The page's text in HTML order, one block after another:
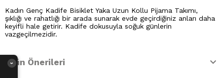
Kadın Genç Kadife Bisiklet Yaka Uzun Kollu Pijama Takımı,
şıklığı ve rahatlığı bir arada sunarak evde geçirdiğiniz anları daha
keyifli hale getirir. Kadife dokusuyla soğuk günlerin
vazgeçilmezidir.
Ürün Önerileri
›